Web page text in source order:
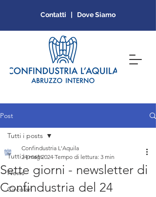
Contatti | Dove Siamo
Post
Tutti i posts
News
Circolari
Tutti i posts
Sette giorni - newsletter di
Confindustria del 24
Confindustria L'Aquila
24 mag 2024 Tempo di lettura: 3 min